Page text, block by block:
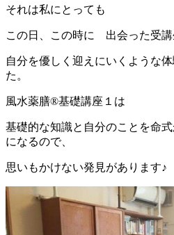
それは私にとっても
この日、この時に 出会った受講
自分を優しく迎えにいくような
た。
風水薬膳®基礎講座１は
基礎的な知識と自分のことを命
になるので、
思いもかけない発見があります♪